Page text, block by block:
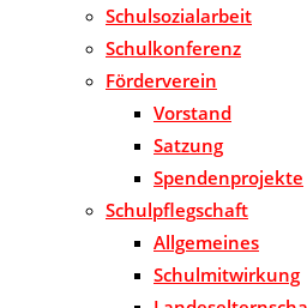
Schulsozialarbeit
Schulkonferenz
Förderverein
Vorstand
Satzung
Spendenprojekte
Schulpflegschaft
Allgemeines
Schulmitwirkung